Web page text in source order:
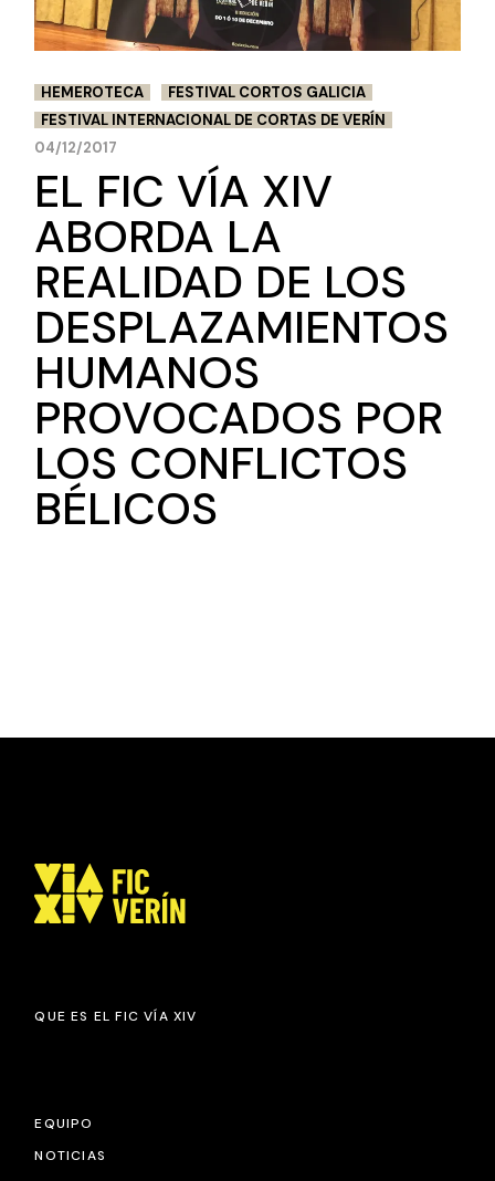
HEMEROTECA
FESTIVAL CORTOS GALICIA
FESTIVAL INTERNACIONAL DE CORTAS DE VERÍN
04/12/2017
EL FIC VÍA XIV
ABORDA LA
REALIDAD DE LOS
DESPLAZAMIENTOS
HUMANOS
PROVOCADOS POR
LOS CONFLICTOS
BÉLICOS
QUE ES EL FIC VÍA XIV
EQUIPO
NOTICIAS